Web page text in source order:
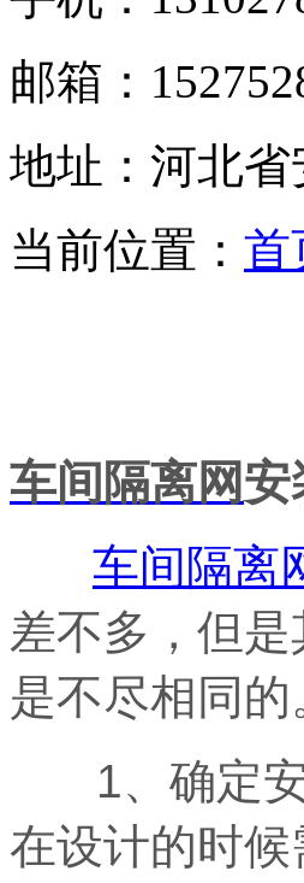
邮箱：
地址：河北
当前位置： 首
车间隔离网安
车间隔离
差不多，但
是不尽相同
1、确定
在设计的时